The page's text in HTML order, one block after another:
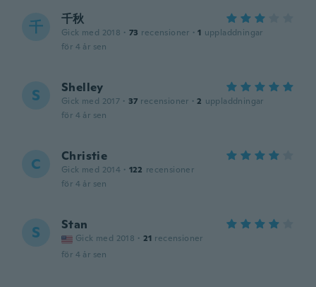
千 千秋
Gick med 2018 · 73 recensioner · 1 uppladdningar
för 4 år sen
S Shelley
Gick med 2017 · 37 recensioner · 2 uppladdningar
för 4 år sen
C Christie
Gick med 2014 · 122 recensioner
för 4 år sen
S Stan
Gick med 2018 · 21 recensioner
för 4 år sen